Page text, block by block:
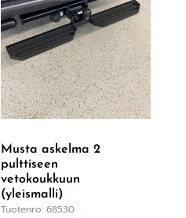
Musta askelma 2
pulttiseen
vetokoukkuun
(yleismalli)
Tuotenro: 68530